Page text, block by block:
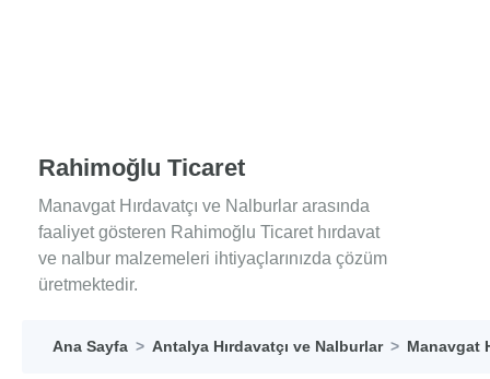
Rahimoğlu Ticaret
Manavgat Hırdavatçı ve Nalburlar arasında
faaliyet gösteren Rahimoğlu Ticaret hırdavat
ve nalbur malzemeleri ihtiyaçlarınızda çözüm
üretmektedir.
Ana Sayfa Antalya Hırdavatçı ve Nalburlar Manavgat